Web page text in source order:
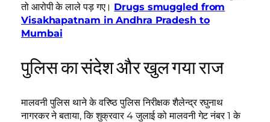
तो आरोपी के लाले पड़ गए। Drugs smuggled from
Visakhapatnam in Andhra Pradesh to
Mumbai
पुलिस का संदेश और खुल गया राज
मालवनी पुलिस थाने के वरिष्ठ पुलिस निरीक्षक शैलेन्द्र रघुनाथ
नागरकर ने बताया, कि शुक्रवार 4 जुलाई को मालवनी गेट नंबर 1 के